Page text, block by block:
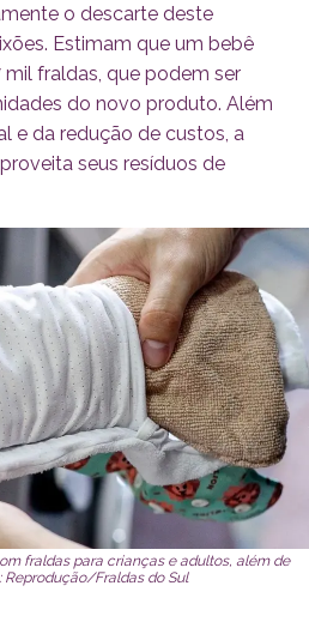
o descarte deste
Estimam que um bebê
fraldas, que podem ser
do novo produto. Além
e da redução de custos, a
seus resíduos de
fraldas para crianças e adultos, além de
Reprodução/Fraldas do Sul